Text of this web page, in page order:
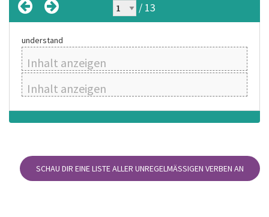
/ 13
understand
Inhalt anzeigen
Inhalt anzeigen
Inhalt anzeigen
Inhalt anzeigen
Inhalt anzeigen
Inhalt anzeigen
Inhalt anzeigen
Inhalt anzeigen
Inhalt anzeigen
Inhalt anzeigen
Inhalt anzeigen
Inhalt anzeigen
Inhalt anzeigen
Inhalt anzeigen
Inhalt anzeigen
Inhalt anzeigen
Inhalt anzeigen
Inhalt anzeigen
Inhalt anzeigen
Inhalt anzeigen
Inhalt anzeigen
Inhalt anzeigen
Inhalt anzeigen
Inhalt anzeigen
Inhalt anzeigen
Inhalt anzeigen
SCHAU DIR EINE LISTE ALLER UNREGELMÄSSIGEN VERBEN AN